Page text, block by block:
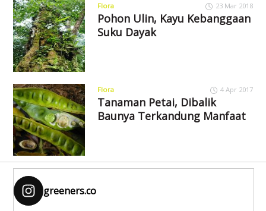
Flora 23 Mar 2018
Pohon Ulin, Kayu Kebanggaan
Suku Dayak
Flora 4 Apr 2017
Tanaman Petai, Dibalik
Baunya Terkandung Manfaat
greeners.co